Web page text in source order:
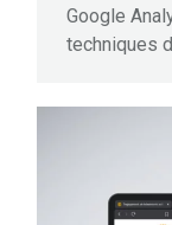
Google
techniques